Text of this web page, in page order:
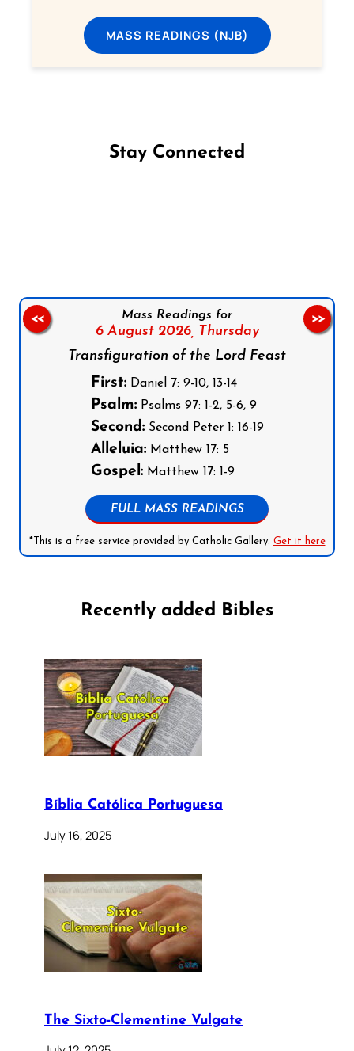
MASS READINGS (NJB)
Stay Connected
Mass Readings for
6 August 2026, Thursday
Transfiguration of the Lord Feast
First:Daniel 7: 9-10, 13-14
Psalm:Psalms 97: 1-2, 5-6, 9
Second:Second Peter 1: 16-19
Alleluia:Matthew 17: 5
Gospel:Matthew 17: 1-9
FULL MASS READINGS
*This is a free service provided by Catholic Gallery. Get it here
<< >>
Recently added Bibles
Bíblia Católica Portuguesa
July 16, 2025
The Sixto-Clementine Vulgate